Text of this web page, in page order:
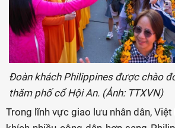
Đoàn khách Philippines được chào
thăm phố cổ Hội An. (Ảnh: TTXVN)
Trong lĩnh vực giao lưu nhân dân,